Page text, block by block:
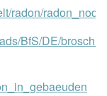
radon/
BfS/DE/